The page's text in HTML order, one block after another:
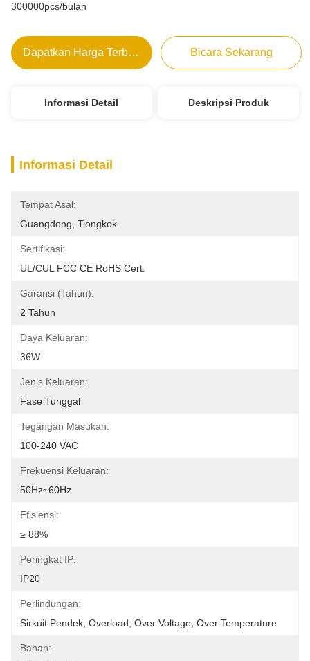
300000pcs/bulan
Dapatkan Harga Terbaik Bicara Sekarang
Informasi Detail Deskripsi Produk
Informasi Detail
Tempat Asal:
Guangdong, Tiongkok
Sertifikasi:
UL/cUL FCC CE RoHS Cert.
Garansi (Tahun):
2 Tahun
Daya Keluaran:
36W
Jenis Keluaran:
Fase Tunggal
Tegangan Masukan:
100-240 VAC
Frekuensi Keluaran:
50Hz~60Hz
Efisiensi:
≥ 88%
Peringkat IP:
IP20
Perlindungan:
Sirkuit Pendek, Overload, Over Voltage, Over Temperature
Bahan: